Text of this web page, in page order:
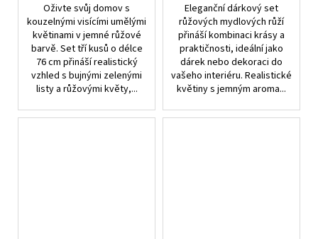
Oživte svůj domov s
kouzelnými visícími umělými
květinami v jemné růžové
barvě. Set tří kusů o délce
76 cm přináší realistický
vzhled s bujnými zelenými
listy a růžovými květy,...
Eleganční dárkový set
růžových mydlových růží
přináší kombinaci krásy a
praktičnosti, ideální jako
dárek nebo dekoraci do
vašeho interiéru. Realistické
květiny s jemným aroma...